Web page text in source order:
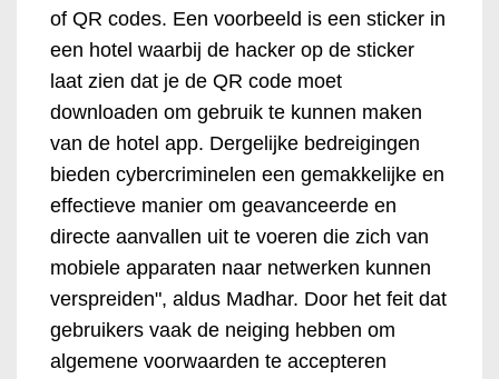
of QR codes. Een voorbeeld is een sticker in
een hotel waarbij de hacker op de sticker
laat zien dat je de QR code moet
downloaden om gebruik te kunnen maken
van de hotel app. Dergelijke bedreigingen
bieden cybercriminelen een gemakkelijke en
effectieve manier om geavanceerde en
directe aanvallen uit te voeren die zich van
mobiele apparaten naar netwerken kunnen
verspreiden", aldus Madhar. Door het feit dat
gebruikers vaak de neiging hebben om
algemene voorwaarden te accepteren